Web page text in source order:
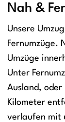
Nah &
Unsere
Fernumzüge.
Umzüge
Unter
Ausland,
Kilometer
verlaufen mit